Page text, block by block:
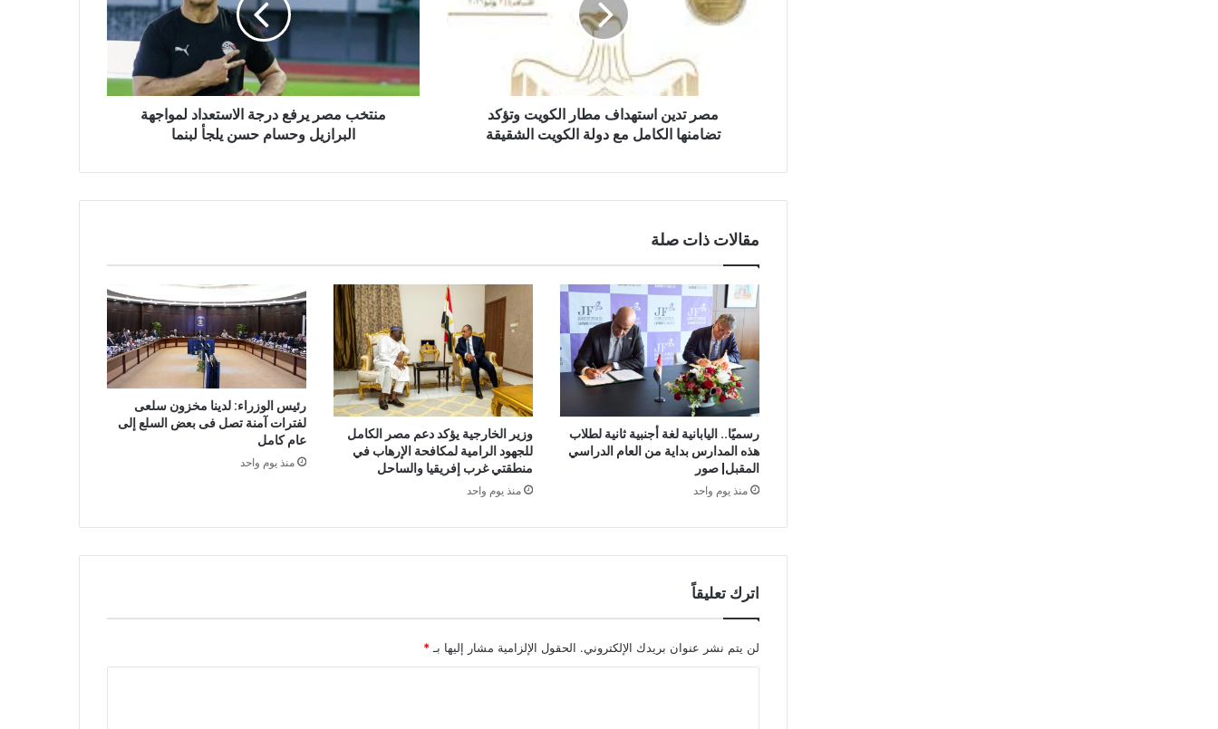
مصر تدين استهداف مطار الكويت وتؤكد
تضامنها الكامل مع دولة الكويت الشقيقة
منتخب مصر يرفع درجة الاستعداد لمواجهة
البرازيل وحسام حسن يلجأ لبنما
مقالات ذات صلة
رسميًا.. اليابانية لغة أجنبية ثانية لطلاب
هذه المدارس بداية من العام الدراسي
المقبل| صور
منذ يوم واحد
وزير الخارجية يؤكد دعم مصر الكامل
للجهود الرامية لمكافحة الإرهاب في
منطقتي غرب إفريقيا والساحل
منذ يوم واحد
رئيس الوزراء: لدينا مخزون سلعى
لفترات آمنة تصل فى بعض السلع إلى
عام كامل
منذ يوم واحد
اترك تعليقاً
لن يتم نشر عنوان بريدك الإلكتروني. الحقول الإلزامية مشار إليها بـ*